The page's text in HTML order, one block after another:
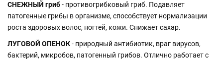
СНЕЖНЫЙ гриб- противогрибковый гриб. Подавляет
патогенные грибы в организме, способствует нормализации
роста здоровых волос, ногтей, кожи. Снижает сахар.
ЛУГОВОЙ ОПЕНОК- природный антибиотик, враг вирусов,
бактерий, микробов, патогенный грибов. Отлично работает с